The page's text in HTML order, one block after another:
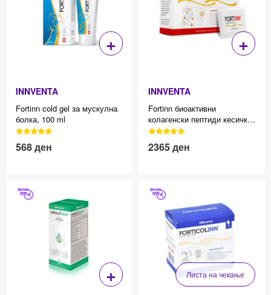
+
INNVENTA
Fortinn cold gel за мускулна
болка, 100 ml
3040 Reviews, 4.7 average
star rating
Effective price 12.83
568ден
+
INNVENTA
Fortinn биоактивни
колагенски пептиди кесички,
30
3040 Reviews, 4.7 average
star rating
Effective price 12.83
2365ден
+ Листа на чекање